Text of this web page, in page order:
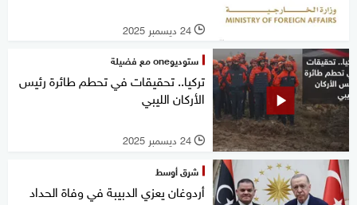
l 24 ديسمبر 2025
ستوديوone مع فضيلة
تركيا.. تحقيقات في تحطم طائرة رئيس
الأركان الليبي
l 24 ديسمبر 2025
شرق أوسط
أردوغان يعزي الدبيبة في وفاة الحداد